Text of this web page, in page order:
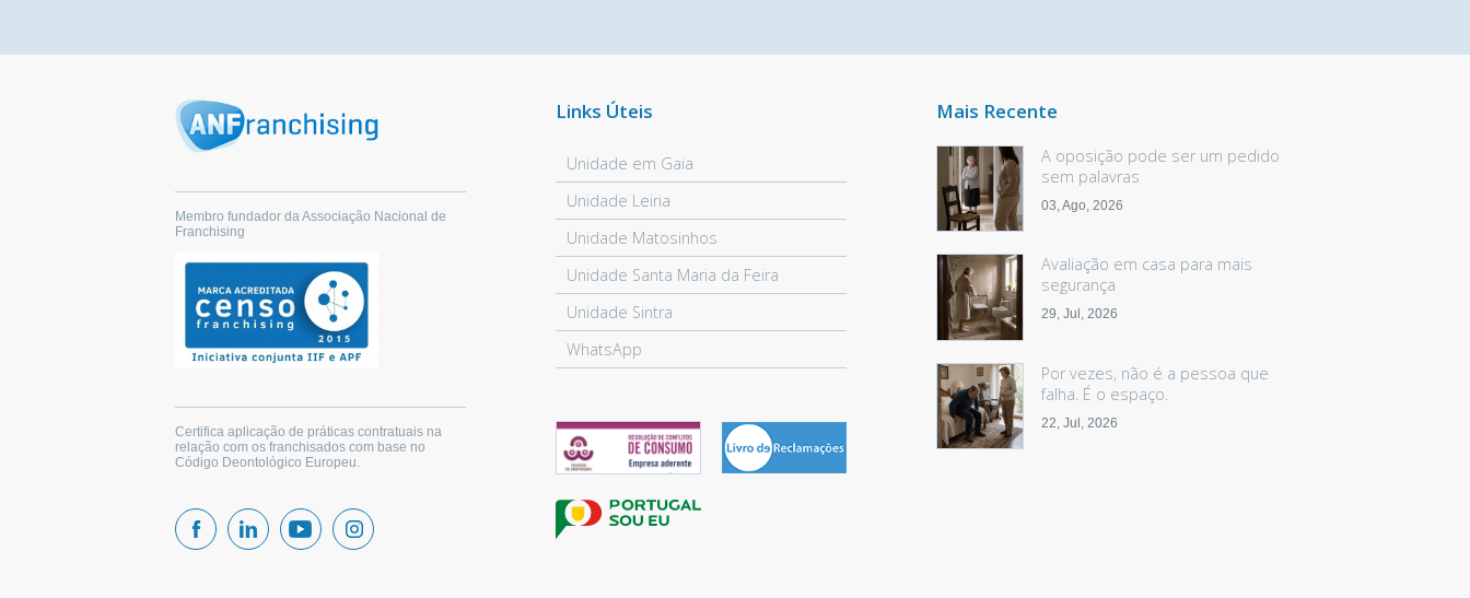
Membro fundador da Associação Nacional de
Franchising
Certifica aplicação de práticas contratuais na
relação com os franchisados com base no
Código Deontológico Europeu.
Links Úteis
Unidade em Gaia
Unidade Leiria
Unidade Matosinhos
Unidade Santa Maria da Feira
Unidade Sintra
WhatsApp
Mais Recente
A oposição pode ser um pedido
sem palavras
03, Ago, 2026
Avaliação em casa para mais
segurança
29, Jul, 2026
Por vezes, não é a pessoa que
falha. É o espaço.
22, Jul, 2026